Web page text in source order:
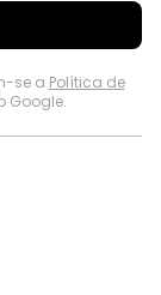
se a Política de
Google.